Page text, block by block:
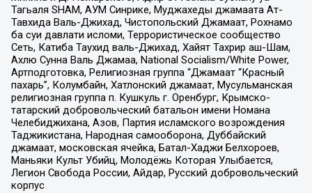
Тагьаля SHAM, АУМ Синрике, Муджахеды джамаата Ат-
Тавхида Валь-Джихад, Чистопольский Джамаат, Рохнамо
ба суи давлати исломи, Террористическое сообщество
Сеть, Катиба Таухид валь-Джихад, Хайят Тахрир аш-Шам,
Ахлю Сунна Валь Джамаа, National Socialism/White Power,
Артподготовка, Религиозная группа “Джамаат “Красный
пахарь”, Колумбайн, Хатлонский джамаат, Мусульманская
религиозная группа п. Кушкуль г. Оренбург, Крымско-
татарский добровольческий батальон имени Номана
Челебиджихана, Азов, Партия исламского возрождения
Таджикистана, Народная самооборона, Дуббайский
джамаат, московская ячейка, Батал-Хаджи Белхороев,
Маньяки Культ Убийц, Молодёжь Которая Улыбается,
Легион Свобода России, Айдар, Русский добровольческий
корпус